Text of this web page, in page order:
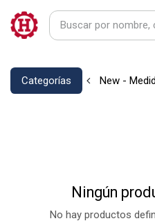
Categorías New -
Ningún
No hay productos